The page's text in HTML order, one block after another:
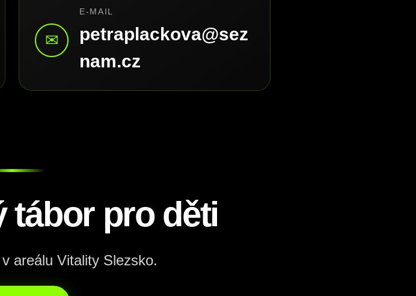
✉
E-MAIL
petraplackova@sez
nam.cz
tábor pro děti
areálu Vitality Slezsko.